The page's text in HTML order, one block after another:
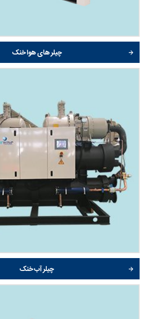
چیلر های هوا خنک
چیلر آب خنک